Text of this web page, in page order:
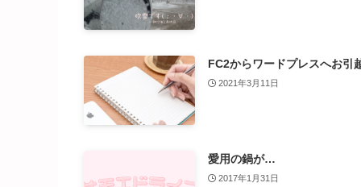
FC2からワードプレスへお引
2021年3月11日
愛用の鍋が…
2017年1月31日